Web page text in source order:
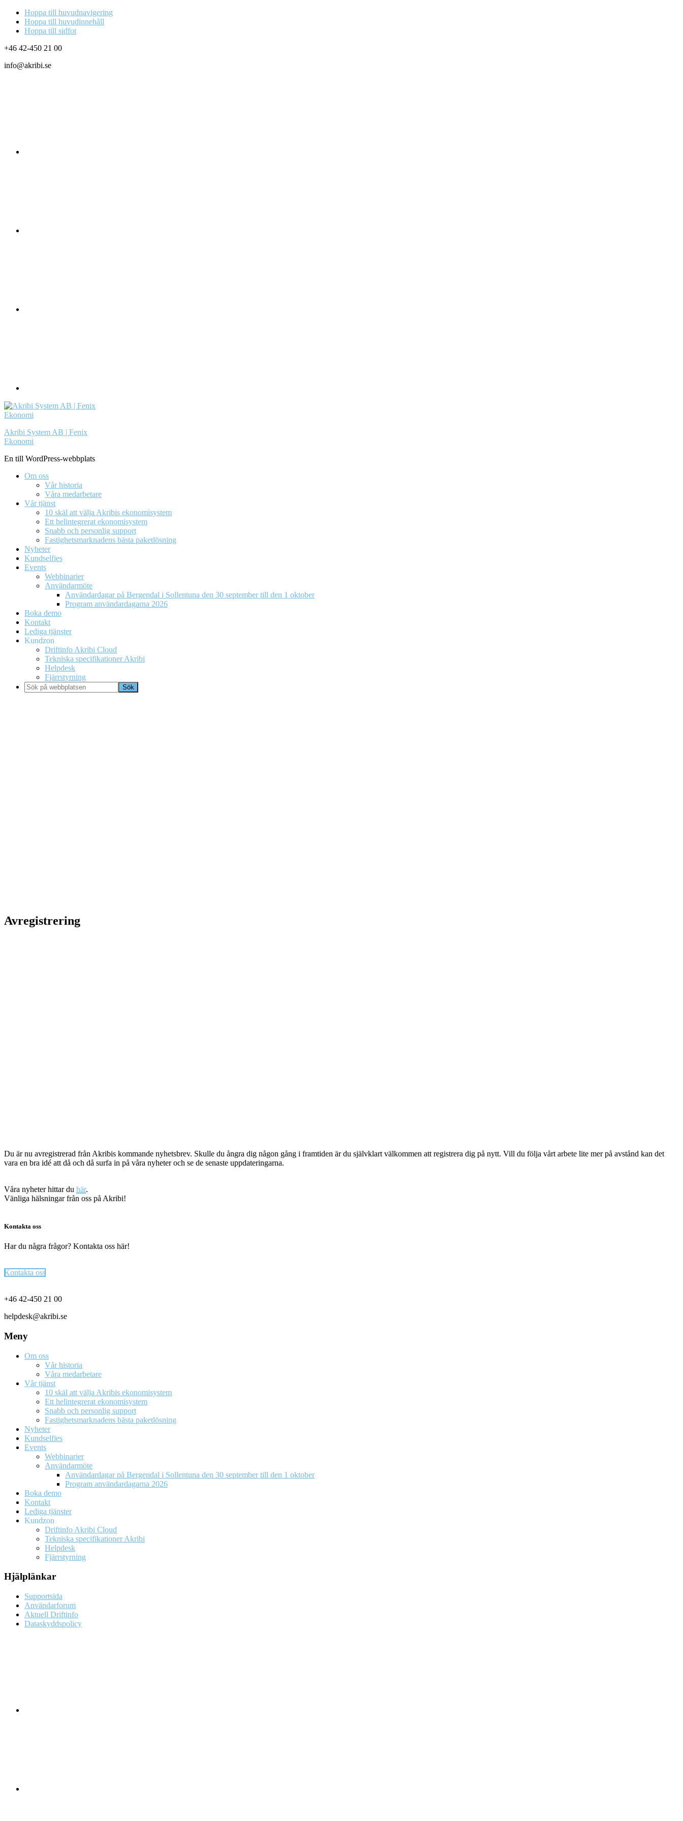
Hoppa till huvudnavigering
Hoppa till huvudinnehåll
Hoppa till sidfot
+46 42-450 21 00
info@akribi.se
Akribi System AB | Fenix
Ekonomi
En till WordPress-webbplats
Om oss
Vår historia
Våra medarbetare
Vår tjänst
10 skäl att välja Akribis ekonomisystem
Ett helintegrerat ekonomisystem
Snabb och personlig support
Fastighetsmarknadens bästa paketlösning
Nyheter
Kundselfies
Events
Webbinarier
Användarmöte
Användardagar på Bergendal i Sollentuna den 30 september till den 1 oktober
Program användardagarna 2026
Boka demo
Kontakt
Lediga tjänster
Kundzon
Driftinfo Akribi Cloud
Tekniska specifikationer Akribi
Helpdesk
Fjärrstyrning
Sök
på
Avregistrering
Du är nu avregistrerad från Akribis kommande nyhetsbrev. Skulle du ångra dig någon gång i framtiden är du självklart välkommen att registrera dig på nytt. Vill du följa vårt arbete lite mer på avstånd kan det
vara en bra idé att då och då surfa in på våra nyheter och se de senaste uppdateringarna.
Våra nyheter hittar du här.
Vänliga hälsningar från oss på Akribi!
Kontakta oss
Har du några frågor? Kontakta oss här!
Kontakta oss
+46 42-450 21 00
helpdesk@akribi.se
Meny
Om oss
Vår historia
Våra medarbetare
Vår tjänst
10 skäl att välja Akribis ekonomisystem
Ett helintegrerat ekonomisystem
Snabb och personlig support
Fastighetsmarknadens bästa paketlösning
Nyheter
Kundselfies
Events
Webbinarier
Användarmöte
Användardagar på Bergendal i Sollentuna den 30 september till den 1 oktober
Program användardagarna 2026
Boka demo
Kontakt
Lediga tjänster
Kundzon
Driftinfo Akribi Cloud
Tekniska specifikationer Akribi
Helpdesk
Fjärrstyrning
Hjälplänkar
Supportsida
Användarforum
Aktuell Driftinfo
Dataskyddspolicy